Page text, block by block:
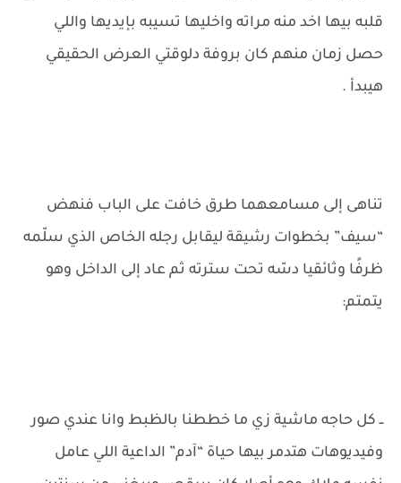
قلبه بيها اخد منه مراته واخليها تسيبه بإيديها واللي
حصل زمان منهم كان بروفة دلوقتي العرض الحقيقي
هيبدأ .
تناهى إلى مسامعهما طرق خافت على الباب فنهض
“سيف” بخطوات رشيقة ليقابل رجله الخاص الذي سلّمه
ظرفًا وثائقيا دسّه تحت سترته ثم عاد إلى الداخل وهو
يتمتم:
ــ كل حاجه ماشية زي ما خططنا بالظبط وانا عندي صور
وفيديوهات هتدمر بيها حياة “آدم” الداعية اللي عامل